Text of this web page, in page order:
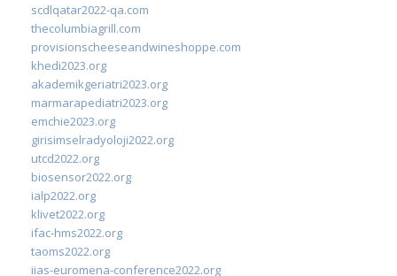
scdlqatar2022-qa.com
thecolumbiagrill.com
provisionscheeseandwineshoppe.com
khedi2023.org
akademikgeriatri2023.org
marmarapediatri2023.org
emchie2023.org
girisimselradyoloji2022.org
utcd2022.org
biosensor2022.org
ialp2022.org
klivet2022.org
ifac-hms2022.org
taoms2022.org
iias-euromena-conference2022.org